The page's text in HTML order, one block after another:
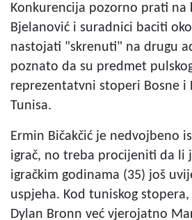
Konkurencija pozorno prati na
Bjelanović i suradnici baciti
nastojati "skrenuti" na drugu
poznato da su predmet
reprezentatvni stoperi Bosne i
Tunisa.
Ermin Bičakčić je nedvojbeno
igrač, no treba procijeniti da li
igračkim godinama (35) još
uspjeha. Kod tuniskog
Dylan Bronn već vjerojatno